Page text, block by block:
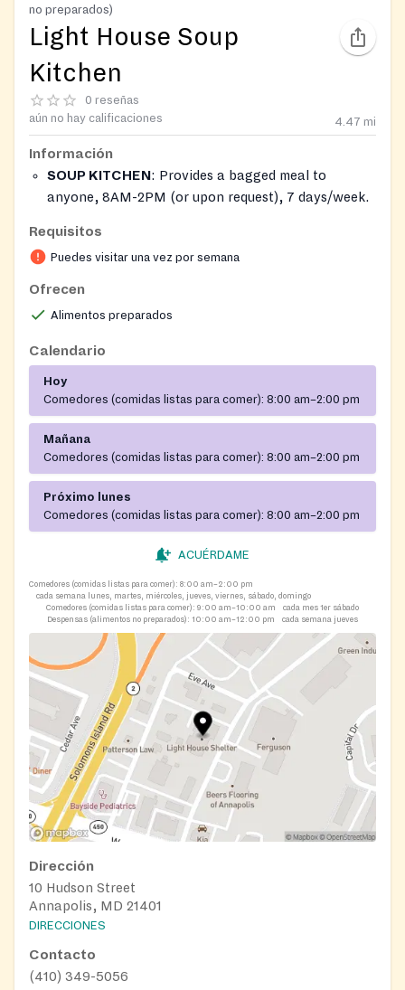
no preparados)
Light House Soup
Kitchen
0 reseñas
aún no hay calificaciones
4.47 mi
Información
SOUP KITCHEN: Provides a bagged meal to
anyone, 8AM-2PM (or upon request), 7 days/week.
perishable food items. Food will be available one
time per month on a walk-in basis for clients. Baby
formula may be available while supplies last.
Requisitos
Puedes visitar una vez por semana
Ofrecen
Alimentos preparados
Calendario
Hoy
Comedores (comidas listas para comer): 8:00 am–2:00 pm
Mañana
Comedores (comidas listas para comer): 8:00 am–2:00 pm
Próximo lunes
Comedores (comidas listas para comer): 8:00 am–2:00 pm
ACUÉRDAME
Comedores (comidas listas para comer): 8:00 am–2:00 pm
cada semana lunes, martes, miércoles, jueves, viernes, sábado, domingo
Comedores (comidas listas para comer): 9:00 am–10:00 am
cada mes 1er sábado
Despensas (alimentos no preparados): 10:00 am–12:00 pm cada semana jueves
Dirección
10 Hudson Street
Annapolis, MD 21401
DIRECCIONES
Contacto
(410) 349-5056